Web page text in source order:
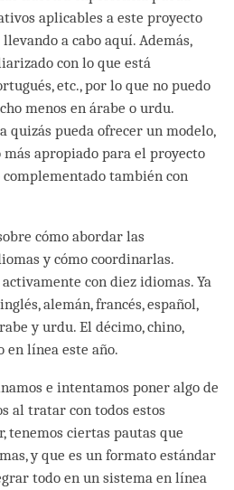
aplicables a este proyecto
a cabo aquí. Además,
con lo que está
etc., por lo que no puedo
menos en árabe o urdu.
quizás pueda ofrecer un modelo,
apropiado para el proyecto
también con
cómo abordar las
y cómo coordinarlas.
con diez idiomas. Ya
alemán, francés, español,
y urdu. El décimo, chino,
en línea este año.
e intentamos poner algo de
al tratar con todos estos
tenemos ciertas pautas que
y que es un formato estándar
todo en un sistema en línea